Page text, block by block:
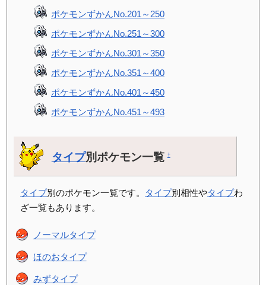
ポケモンずかんNo.201～250
ポケモンずかんNo.251～300
ポケモンずかんNo.301～350
ポケモンずかんNo.351～400
ポケモンずかんNo.401～450
ポケモンずかんNo.451～493
タイプ別ポケモン一覧†
タイプ別のポケモン一覧です。 タイプ別相性やタイプわ
ざ一覧もあります。
ノーマルタイプ
ほのおタイプ
みずタイプ